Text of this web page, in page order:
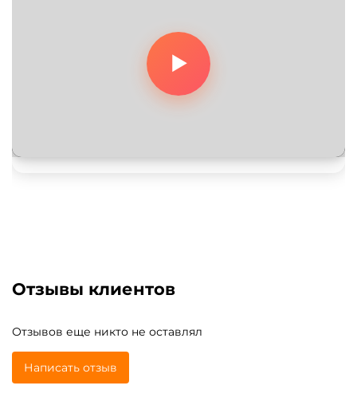
Отзывы клиентов
Отзывов еще никто не оставлял
Написать отзыв